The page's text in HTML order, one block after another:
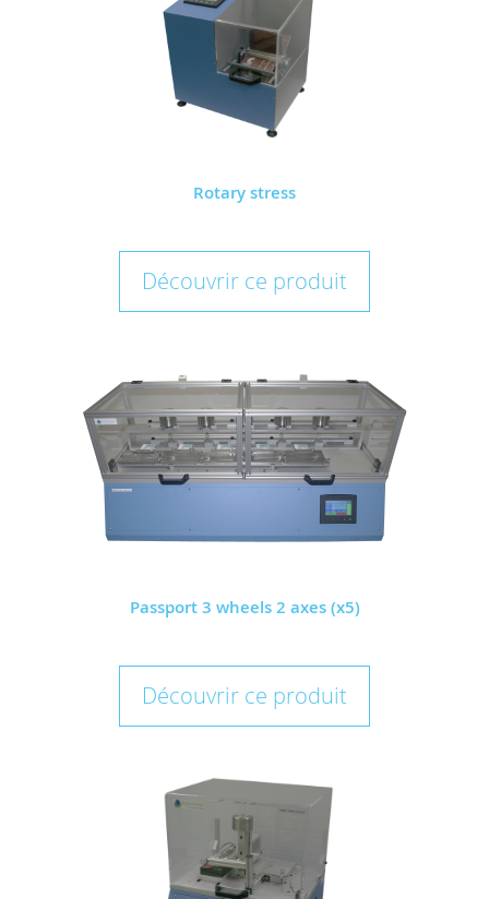
Rotary stress
Découvrir ce produit
Passport 3 wheels 2 axes (x5)
Découvrir ce produit